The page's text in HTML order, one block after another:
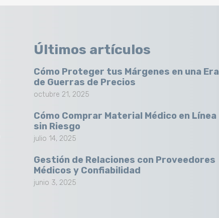
Últimos artículos
Cómo Proteger tus Márgenes en una Era
de Guerras de Precios
octubre 21, 2025
Cómo Comprar Material Médico en Línea
sin Riesgo
julio 14, 2025
Gestión de Relaciones con Proveedores
Médicos y Confiabilidad
junio 3, 2025